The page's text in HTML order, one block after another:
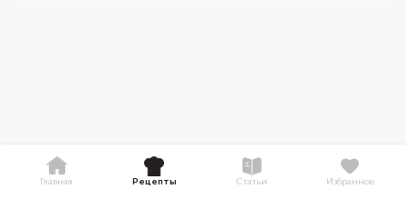
Главная Рецепты Статьи Избранное